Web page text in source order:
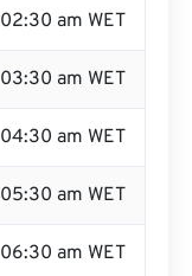
02:30 am WET
03:30 am WET
04:30 am WET
05:30 am WET
06:30 am WET